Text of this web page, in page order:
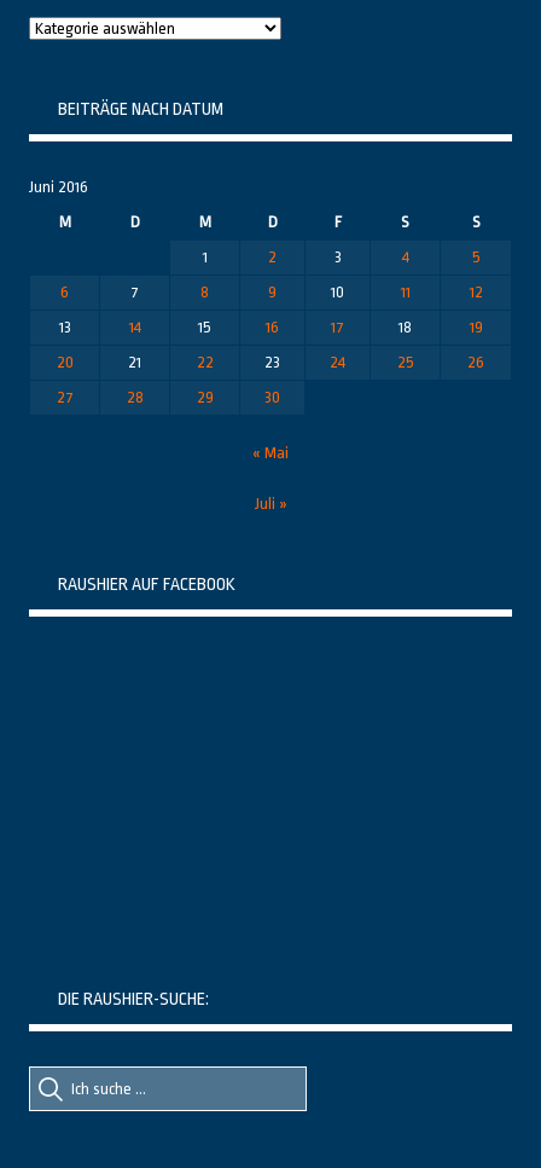
Raushier
BEITRÄGE NACH DATUM
Juni 2016
M
D M D F S
S
1
2 3 4
5
6
7 8 9 10 11
12
13
14 15 16 17 18
19
20
21 22 23 24 25
26
27
28 29 30
« Mai
Juli »
RAUSHIER AUF FACEBOOK
DIE RAUSHIER-SUCHE:
Suche
nach::
Suche
nach: